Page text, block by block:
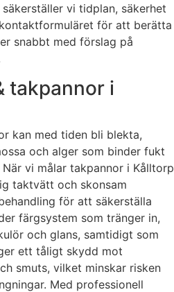
vi tidplan, säkerhet
för att berätta
snabbt med förslag på
takpannor i
kan med tiden bli blekta,
och alger som binder fukt
vi målar takpannor i Kålltorp
taktvätt och skonsam
för att säkerställa
färgsystem som tränger in,
och glans, samtidigt som
ett tåligt skydd mot
smuts, vilket minskar risken
Med professionell